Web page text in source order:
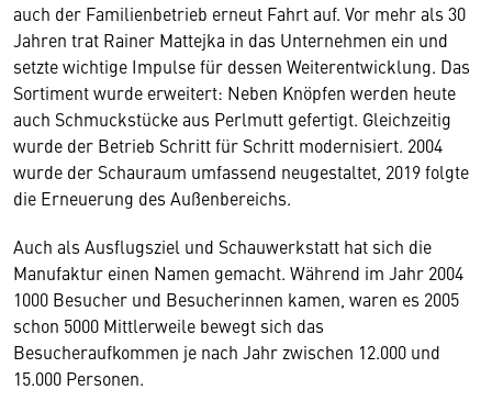
auch der Familienbetrieb erneut Fahrt auf. Vor mehr als 30
Jahren trat Rainer Mattejka in das Unternehmen ein und
setzte wichtige Impulse für dessen Weiterentwicklung. Das
Sortiment wurde erweitert: Neben Knöpfen werden heute
auch Schmuckstücke aus Perlmutt gefertigt. Gleichzeitig
wurde der Betrieb Schritt für Schritt modernisiert. 2004
wurde der Schauraum umfassend neugestaltet, 2019 folgte
die Erneuerung des Außenbereichs.
Auch als Ausflugsziel und Schauwerkstatt hat sich die
Manufaktur einen Namen gemacht. Während im Jahr 2004
1000 Besucher und Besucherinnen kamen, waren es 2005
schon 5000 Mittlerweile bewegt sich das
Besucheraufkommen je nach Jahr zwischen 12.000 und
15.000 Personen.